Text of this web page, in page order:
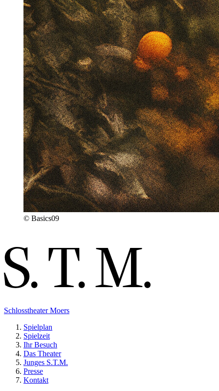
© Basics09
Schlosstheater Moers
Spielplan
Spielzeit
Ihr Besuch
Das Theater
Junges S.T.M.
Presse
Kontakt